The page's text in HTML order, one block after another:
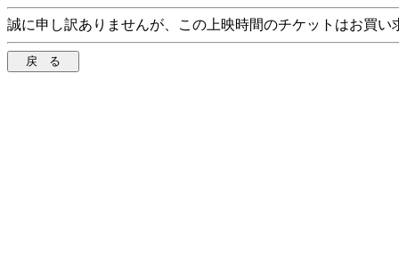
誠に申し訳ありませんが、この上映時間のチケットはお買い